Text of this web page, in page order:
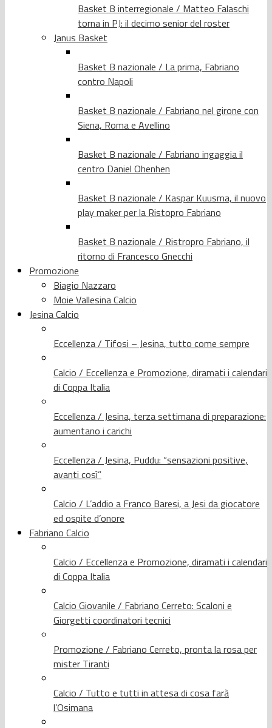
Basket B interregionale / Matteo Falaschi
torna in PJ: il decimo senior del roster
Janus Basket
Basket B nazionale / La prima, Fabriano
contro Napoli
Basket B nazionale / Fabriano nel girone con
Siena, Roma e Avellino
Basket B nazionale / Fabriano ingaggia il
centro Daniel Ohenhen
Basket B nazionale / Kaspar Kuusma, il nuovo
play maker per la Ristopro Fabriano
Basket B nazionale / Ristropro Fabriano, il
ritorno di Francesco Gnecchi
Promozione
Biagio Nazzaro
Moie Vallesina Calcio
Jesina Calcio
Eccellenza / Tifosi – Jesina, tutto come sempre
Calcio / Eccellenza e Promozione, diramati i calendari
di Coppa Italia
Eccellenza / Jesina, terza settimana di preparazione:
aumentano i carichi
Eccellenza / Jesina, Puddu: “sensazioni positive,
avanti così”
Calcio / L’addio a Franco Baresi, a Jesi da giocatore
ed ospite d’onore
Fabriano Calcio
Calcio / Eccellenza e Promozione, diramati i calendari
di Coppa Italia
Calcio Giovanile / Fabriano Cerreto: Scaloni e
Giorgetti coordinatori tecnici
Promozione / Fabriano Cerreto, pronta la rosa per
mister Tiranti
Calcio / Tutto e tutti in attesa di cosa farà
l’Osimana